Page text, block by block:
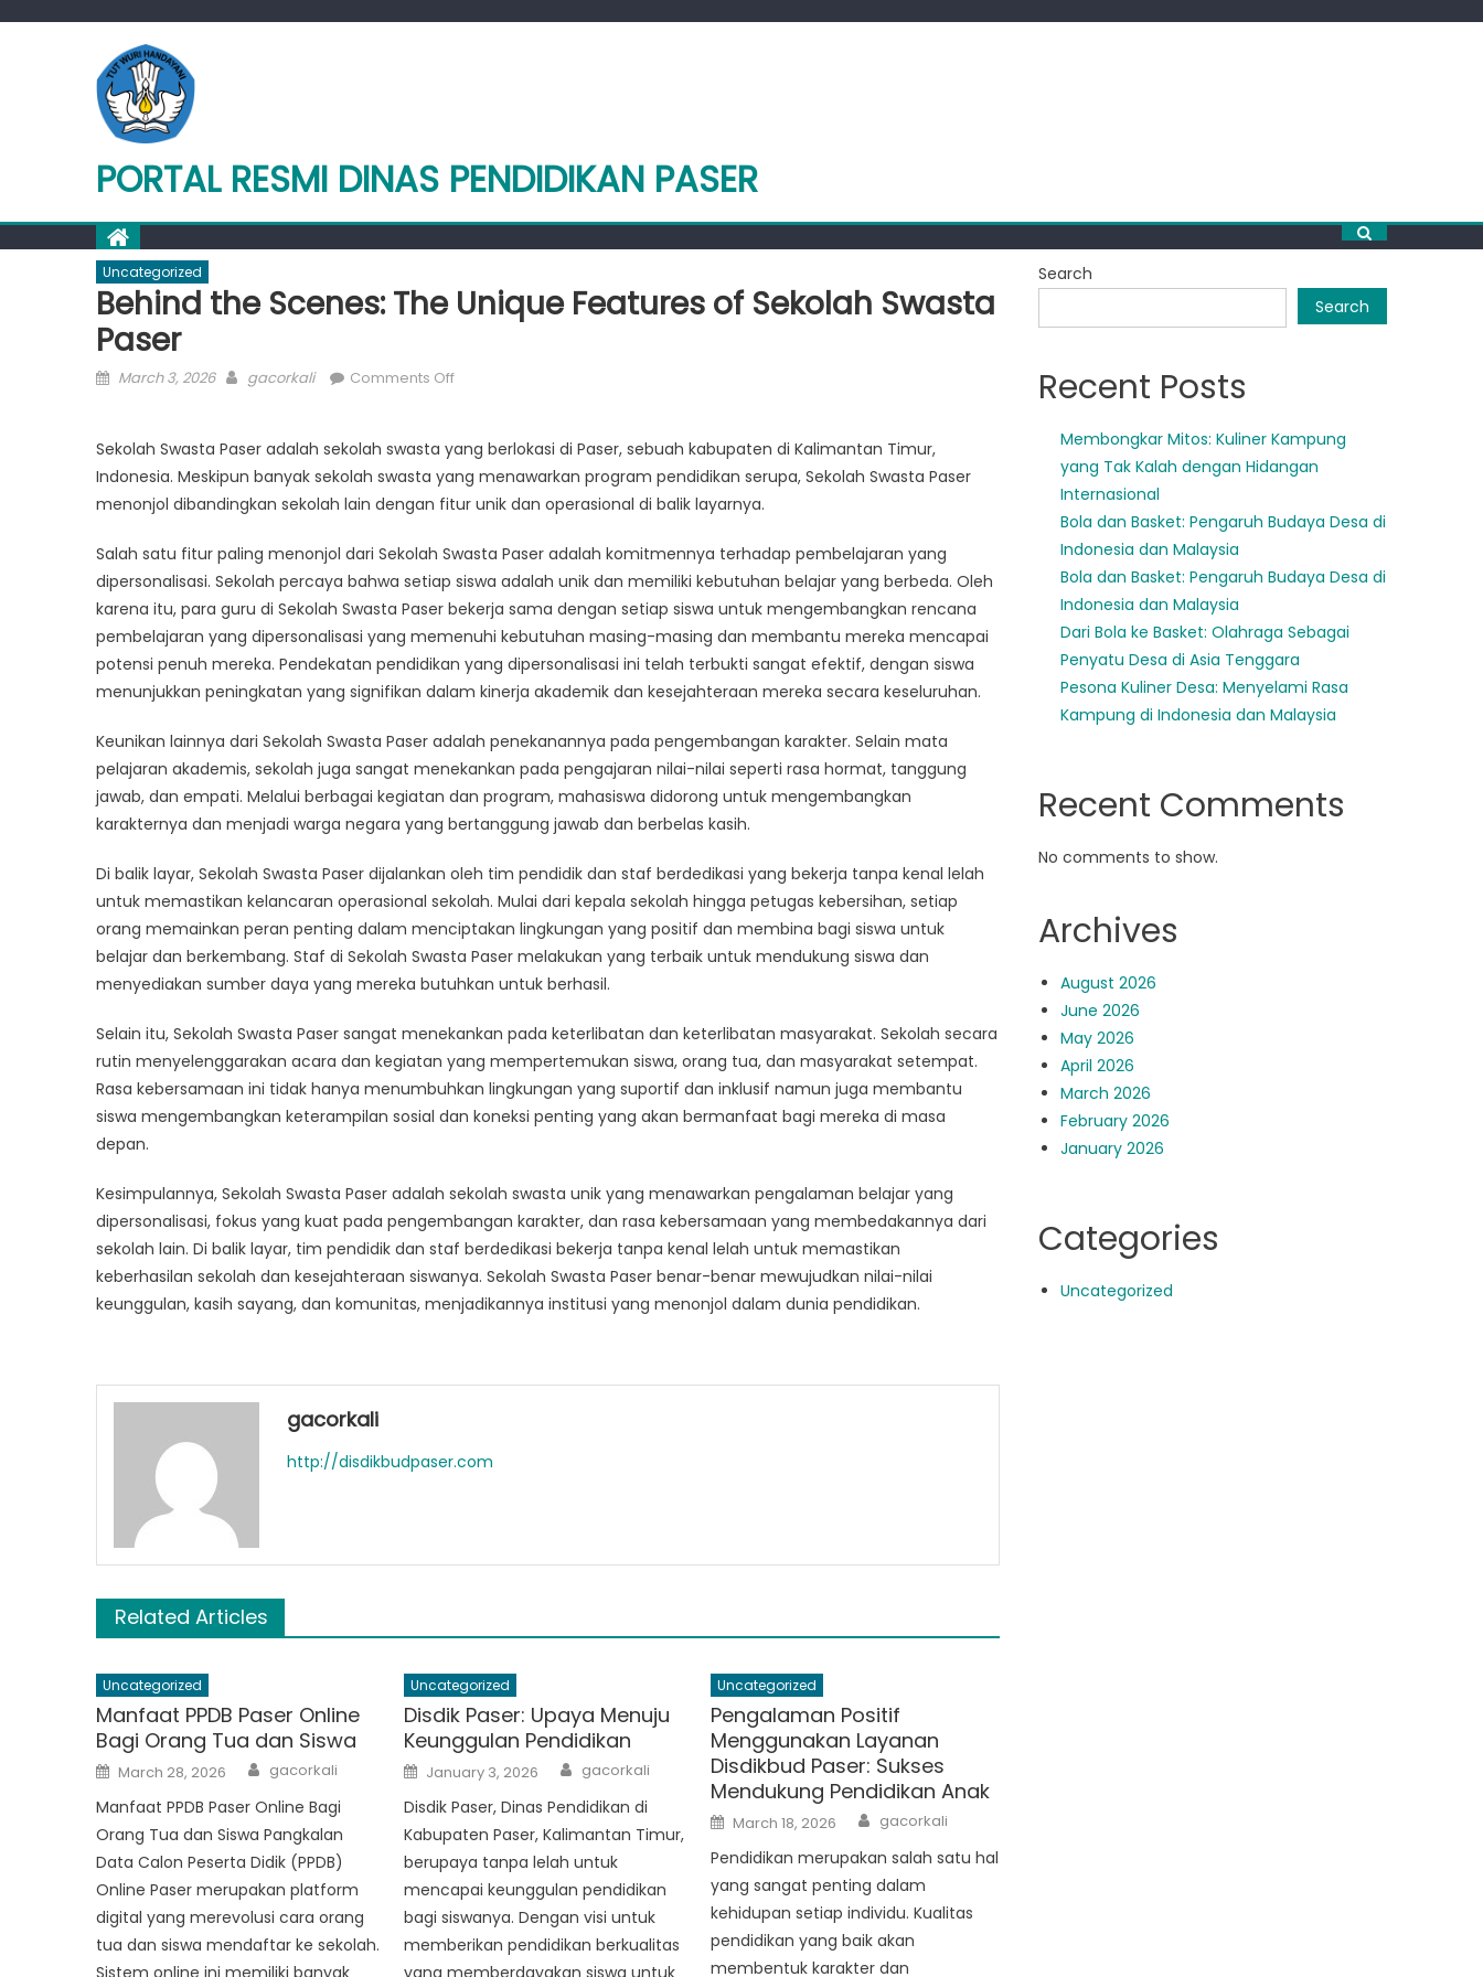
PORTAL RESMI DINAS PENDIDIKAN PASER
Uncategorized
Behind the Scenes: The Unique Features of Sekolah Swasta
Paser
Posted
March 3, 2026 Author
gacorkali Comments Offon
Scenes:
The
Unique
of
Sekolah
Swasta
Paser
Sekolah Swasta Paser adalah sekolah swasta yang berlokasi di Paser, sebuah kabupaten di Kalimantan Timur,
Indonesia. Meskipun banyak sekolah swasta yang menawarkan program pendidikan serupa, Sekolah Swasta Paser
menonjol dibandingkan sekolah lain dengan fitur unik dan operasional di balik layarnya.
Salah satu fitur paling menonjol dari Sekolah Swasta Paser adalah komitmennya terhadap pembelajaran yang
dipersonalisasi. Sekolah percaya bahwa setiap siswa adalah unik dan memiliki kebutuhan belajar yang berbeda. Oleh
karena itu, para guru di Sekolah Swasta Paser bekerja sama dengan setiap siswa untuk mengembangkan rencana
pembelajaran yang dipersonalisasi yang memenuhi kebutuhan masing-masing dan membantu mereka mencapai
potensi penuh mereka. Pendekatan pendidikan yang dipersonalisasi ini telah terbukti sangat efektif, dengan siswa
menunjukkan peningkatan yang signifikan dalam kinerja akademik dan kesejahteraan mereka secara keseluruhan.
Keunikan lainnya dari Sekolah Swasta Paser adalah penekanannya pada pengembangan karakter. Selain mata
pelajaran akademis, sekolah juga sangat menekankan pada pengajaran nilai-nilai seperti rasa hormat, tanggung
jawab, dan empati. Melalui berbagai kegiatan dan program, mahasiswa didorong untuk mengembangkan
karakternya dan menjadi warga negara yang bertanggung jawab dan berbelas kasih.
Di balik layar, Sekolah Swasta Paser dijalankan oleh tim pendidik dan staf berdedikasi yang bekerja tanpa kenal lelah
untuk memastikan kelancaran operasional sekolah. Mulai dari kepala sekolah hingga petugas kebersihan, setiap
orang memainkan peran penting dalam menciptakan lingkungan yang positif dan membina bagi siswa untuk
belajar dan berkembang. Staf di Sekolah Swasta Paser melakukan yang terbaik untuk mendukung siswa dan
menyediakan sumber daya yang mereka butuhkan untuk berhasil.
Selain itu, Sekolah Swasta Paser sangat menekankan pada keterlibatan dan keterlibatan masyarakat. Sekolah secara
rutin menyelenggarakan acara dan kegiatan yang mempertemukan siswa, orang tua, dan masyarakat setempat.
Rasa kebersamaan ini tidak hanya menumbuhkan lingkungan yang suportif dan inklusif namun juga membantu
siswa mengembangkan keterampilan sosial dan koneksi penting yang akan bermanfaat bagi mereka di masa
depan.
Kesimpulannya, Sekolah Swasta Paser adalah sekolah swasta unik yang menawarkan pengalaman belajar yang
dipersonalisasi, fokus yang kuat pada pengembangan karakter, dan rasa kebersamaan yang membedakannya dari
sekolah lain. Di balik layar, tim pendidik dan staf berdedikasi bekerja tanpa kenal lelah untuk memastikan
keberhasilan sekolah dan kesejahteraan siswanya. Sekolah Swasta Paser benar-benar mewujudkan nilai-nilai
keunggulan, kasih sayang, dan komunitas, menjadikannya institusi yang menonjol dalam dunia pendidikan.
gacorkali
http://disdikbudpaser.com
Related Articles
Uncategorized
Manfaat PPDB Paser Online
Bagi Orang Tua dan Siswa
Posted
on
March 28, 2026 Author
gacorkali
Manfaat PPDB Paser Online Bagi
Orang Tua dan Siswa Pangkalan
Data Calon Peserta Didik (PPDB)
Online Paser merupakan platform
digital yang merevolusi cara orang
tua dan siswa mendaftar ke sekolah.
Sistem online ini memiliki banyak
Uncategorized
Disdik Paser: Upaya Menuju
Keunggulan Pendidikan
Posted
on
January 3, 2026 Author
gacorkali
Disdik Paser, Dinas Pendidikan di
Kabupaten Paser, Kalimantan Timur,
berupaya tanpa lelah untuk
mencapai keunggulan pendidikan
bagi siswanya. Dengan visi untuk
memberikan pendidikan berkualitas
yang memberdayakan siswa untuk
Uncategorized
Pengalaman Positif
Menggunakan Layanan
Disdikbud Paser: Sukses
Mendukung Pendidikan Anak
Posted
on
March 18, 2026 Author
gacorkali
Pendidikan merupakan salah satu hal
yang sangat penting dalam
kehidupan setiap individu. Kualitas
pendidikan yang baik akan
membentuk karakter dan
Search
Search
Recent Posts
Membongkar Mitos: Kuliner Kampung
yang Tak Kalah dengan Hidangan
Internasional
Bola dan Basket: Pengaruh Budaya Desa di
Indonesia dan Malaysia
Bola dan Basket: Pengaruh Budaya Desa di
Indonesia dan Malaysia
Dari Bola ke Basket: Olahraga Sebagai
Penyatu Desa di Asia Tenggara
Pesona Kuliner Desa: Menyelami Rasa
Kampung di Indonesia dan Malaysia
Recent Comments
No comments to show.
Archives
August 2026
June 2026
May 2026
April 2026
March 2026
February 2026
January 2026
Categories
Uncategorized